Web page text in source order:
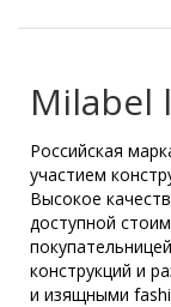
Milabel
Российская
участием
Высокое
доступной
конструкций и
и изящными